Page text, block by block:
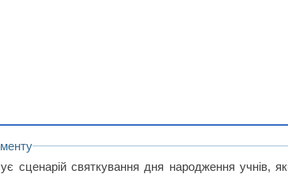
сценарій святкування дня народження учнів,